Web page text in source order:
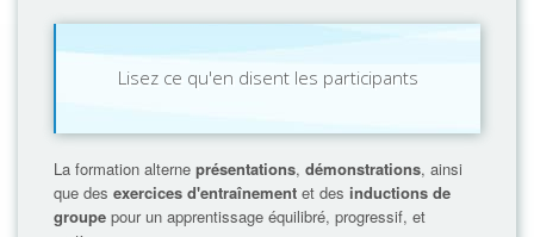
Lisez ce qu'en disent les participants
La formation alterne présentations, démonstrations, ainsi
que des exercices d'entraînement et des inductions de
groupe pour un apprentissage équilibré, progressif, et